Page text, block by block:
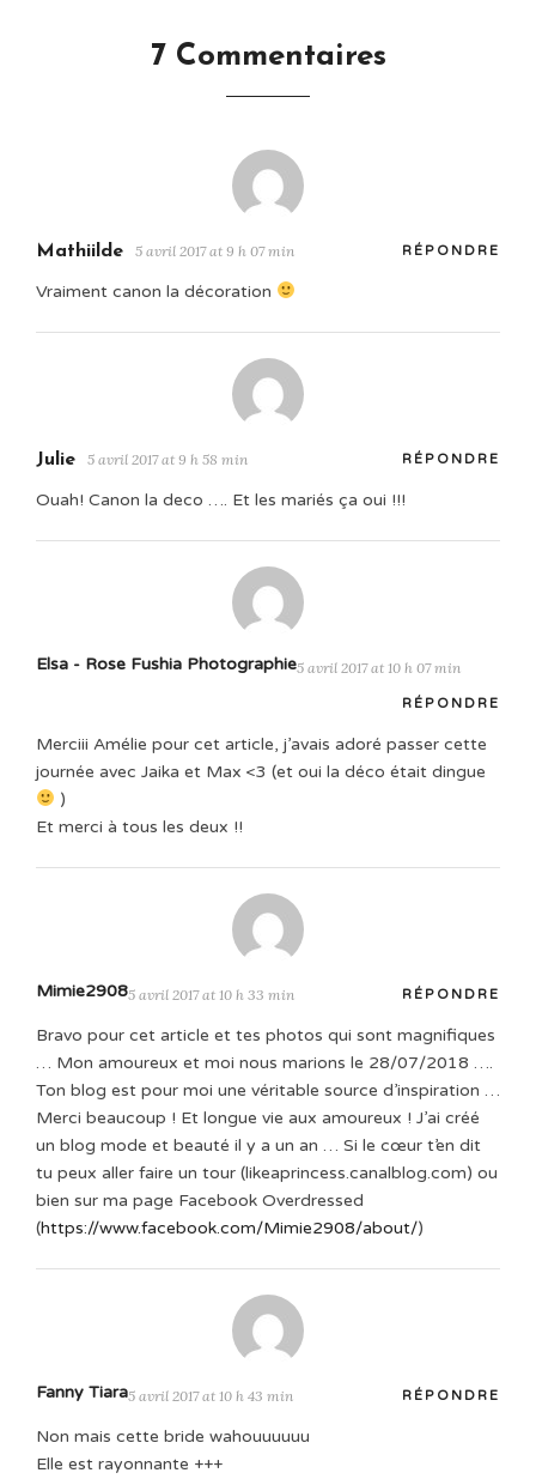
7 Commentaires
Mathiilde 5 avril 2017 at 9 h 07 min RÉPONDRE
Vraiment canon la décoration
Julie 5 avril 2017 at 9 h 58 min RÉPONDRE
Ouah! Canon la deco …. Et les mariés ça oui !!!
Elsa - Rose Fushia Photographie5 avril 2017 at 10 h 07 min
RÉPONDRE
Merciii Amélie pour cet article, j’avais adoré passer cette
journée avec Jaika et Max <3 (et oui la déco était dingue
)
Et merci à tous les deux !!
Mimie29085 avril 2017 at 10 h 33 min RÉPONDRE
Bravo pour cet article et tes photos qui sont magnifiques
… Mon amoureux et moi nous marions le 28/07/2018 ….
Ton blog est pour moi une véritable source d’inspiration …
Merci beaucoup ! Et longue vie aux amoureux ! J’ai créé
un blog mode et beauté il y a un an … Si le cœur t’en dit
tu peux aller faire un tour (likeaprincess.canalblog.com) ou
bien sur ma page Facebook Overdressed
(https://www.facebook.com/Mimie2908/about/)
Fanny Tiara5 avril 2017 at 10 h 43 min RÉPONDRE
Non mais cette bride wahouuuuuu
Elle est rayonnante +++